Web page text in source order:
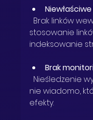
stosowanie
indeksowanie
Brak
nie wiadomo,
efekty.